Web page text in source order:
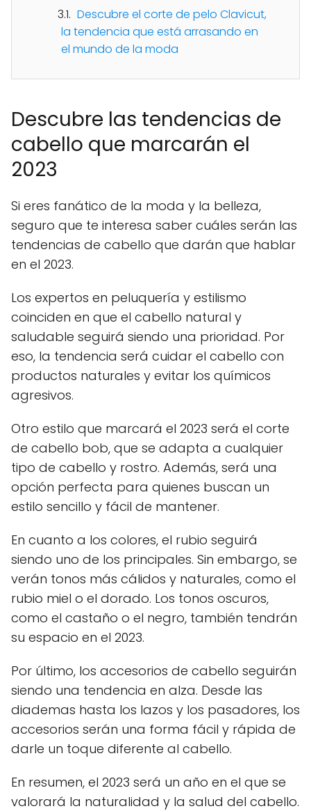
Descubre el corte de pelo Clavicut,
la tendencia que está arrasando en
el mundo de la moda
Descubre las tendencias de
cabello que marcarán el
2023
Si eres fanático de la moda y la belleza,
seguro que te interesa saber cuáles serán las
tendencias de cabello que darán que hablar
en el 2023.
Los expertos en peluquería y estilismo
coinciden en que el cabello natural y
saludable seguirá siendo una prioridad. Por
eso, la tendencia será cuidar el cabello con
productos naturales y evitar los químicos
agresivos.
Otro estilo que marcará el 2023 será el corte
de cabello bob, que se adapta a cualquier
tipo de cabello y rostro. Además, será una
opción perfecta para quienes buscan un
estilo sencillo y fácil de mantener.
En cuanto a los colores, el rubio seguirá
siendo uno de los principales. Sin embargo, se
verán tonos más cálidos y naturales, como el
rubio miel o el dorado. Los tonos oscuros,
como el castaño o el negro, también tendrán
su espacio en el 2023.
Por último, los accesorios de cabello seguirán
siendo una tendencia en alza. Desde las
diademas hasta los lazos y los pasadores, los
accesorios serán una forma fácil y rápida de
darle un toque diferente al cabello.
En resumen, el 2023 será un año en el que se
valorará la naturalidad y la salud del cabello.